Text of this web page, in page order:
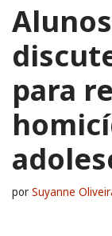
para
por Suyanne